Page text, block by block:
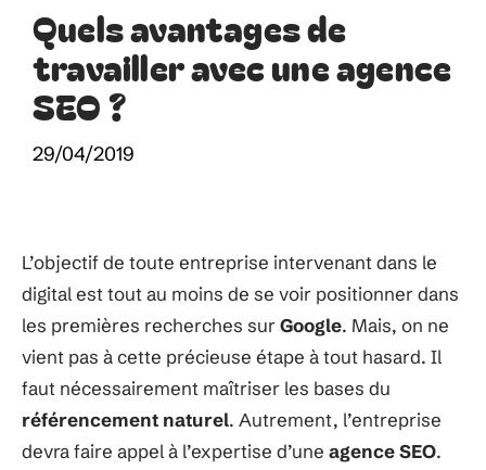
Quels avantages de
travailler avec une agence
SEO ?
29/04/2019
L’objectif de toute entreprise intervenant dans le
digital est tout au moins de se voir positionner dans
les premières recherches surGoogle. Mais, on ne
vient pas à cette précieuse étape à tout hasard. Il
faut nécessairement maîtriser les bases du
référencement naturel. Autrement, l’entreprise
devra faire appel à l’expertise d’une agence SEO.